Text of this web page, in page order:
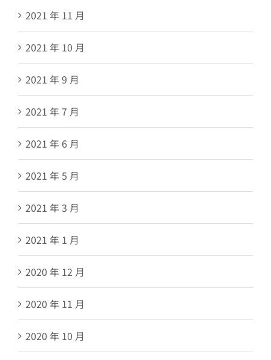
2021 年 11 月
2021 年 10 月
2021 年 9 月
2021 年 7 月
2021 年 6 月
2021 年 5 月
2021 年 3 月
2021 年 1 月
2020 年 12 月
2020 年 11 月
2020 年 10 月